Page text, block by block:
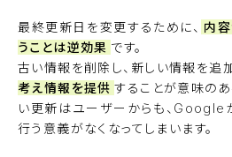
最終更新日を変更するために、 内
うことは逆効果 です。
古い情報を削除し、新しい情報を追加
考え情報を提供 することが意味の
い更新はユーザーからも、Google
行う意義がなくなってしまいます。